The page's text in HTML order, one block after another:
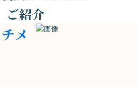
ご紹介
メ